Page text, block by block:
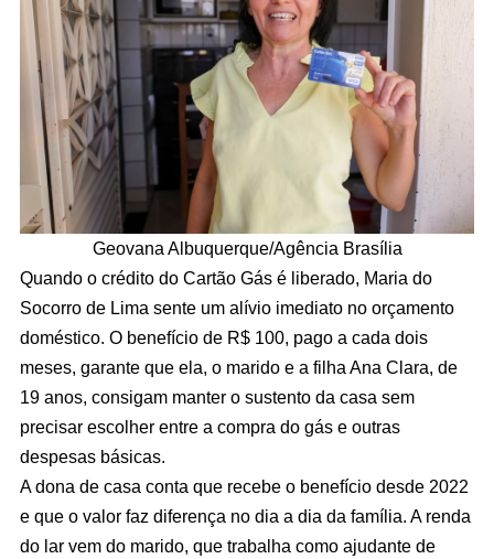
Geovana Albuquerque/Agência Brasília
Quando o crédito do Cartão Gás é liberado, Maria do
Socorro de Lima sente um alívio imediato no orçamento
doméstico. O benefício de R$ 100, pago a cada dois
meses, garante que ela, o marido e a filha Ana Clara, de
19 anos, consigam manter o sustento da casa sem
precisar escolher entre a compra do gás e outras
despesas básicas.
A dona de casa conta que recebe o benefício desde 2022
e que o valor faz diferença no dia a dia da família. A renda
do lar vem do marido, que trabalha como ajudante de